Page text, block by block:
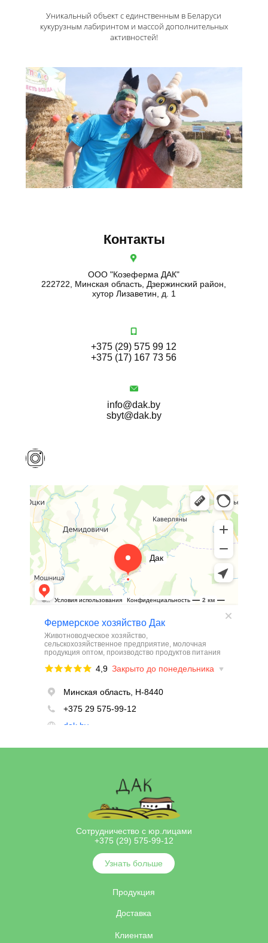
Уникальный объект с единственным в Беларуси
кукурузным лабиринтом и массой дополнительных
активностей!
Контакты
ООО "Козеферма ДАК"
222722, Минская область, Дзержинский район,
хутор Лизаветин, д. 1
+375 (29) 575 99 12
+375 (17) 167 73 56
info@dak.by
sbyt@dak.by
Сотрудничество с юр.лицами
+375 (29) 575-99-12
Узнать больше
Продукция
Доставка
Клиентам